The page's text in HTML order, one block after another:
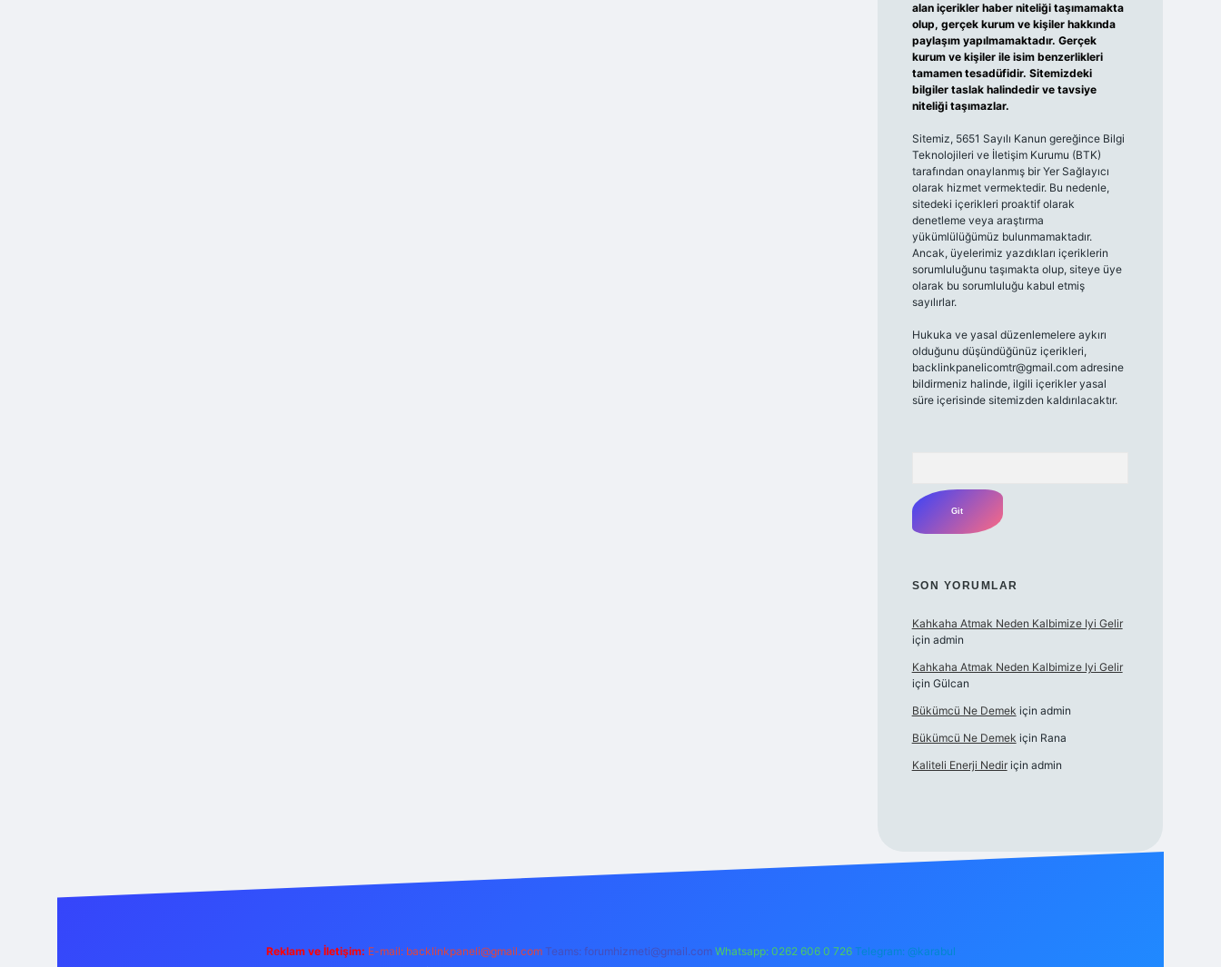
alan içerikler haber niteliği taşımamakta
olup, gerçek kurum ve kişiler hakkında
paylaşım yapılmamaktadır. Gerçek
kurum ve kişiler ile isim benzerlikleri
tamamen tesadüfidir. Sitemizdeki
bilgiler taslak halindedir ve tavsiye
niteliği taşımazlar.
Sitemiz, 5651 Sayılı Kanun gereğince Bilgi
Teknolojileri ve İletişim Kurumu (BTK)
tarafından onaylanmış bir Yer Sağlayıcı
olarak hizmet vermektedir. Bu nedenle,
sitedeki içerikleri proaktif olarak
denetleme veya araştırma
yükümlülüğümüz bulunmamaktadır.
Ancak, üyelerimiz yazdıkları içeriklerin
sorumluluğunu taşımakta olup, siteye üye
olarak bu sorumluluğu kabul etmiş
sayılırlar.
Hukuka ve yasal düzenlemelere aykırı
olduğunu düşündüğünüz içerikleri,
backlinkpanelicomtr@gmail.comadresine
bildirmeniz halinde, ilgili içerikler yasal
süre içerisinde sitemizden kaldırılacaktır.
SON YORUMLAR
Kahkaha Atmak Neden Kalbimize Iyi Gelir
için admin
Kahkaha Atmak Neden Kalbimize Iyi Gelir
için Gülcan
Bükümcü Ne Demek için admin
Bükümcü Ne Demek için Rana
Kaliteli Enerji Nediriçin admin
Reklam ve İletişim: E-mail: backlinkpaneli@gmail.com Teams: forumhizmeti@gmail.com Whatsapp: 0262 606 0 726 Telegram: @karabul